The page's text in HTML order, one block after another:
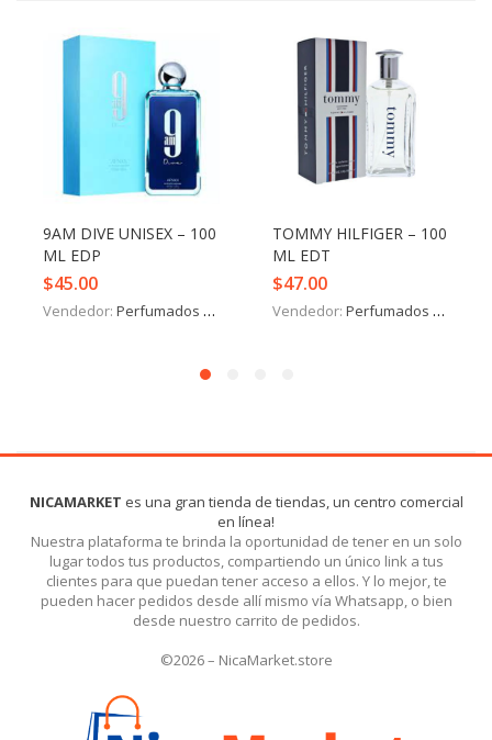
9AM DIVE UNISEX – 100
ML EDP
$45.00
Vendedor: Perfumados y más
TOMMY HILFIGER – 100
ML EDT
$47.00
Vendedor: Perfumados y más
NICAMARKET es una gran tienda de tiendas, un centro comercial
en línea!
Nuestra plataforma te brinda la oportunidad de tener en un solo
lugar todos tus productos, compartiendo un único link a tus
clientes para que puedan tener acceso a ellos. Y lo mejor, te
pueden hacer pedidos desde allí mismo vía Whatsapp, o bien
desde nuestro carrito de pedidos.
©2026 – NicaMarket.store